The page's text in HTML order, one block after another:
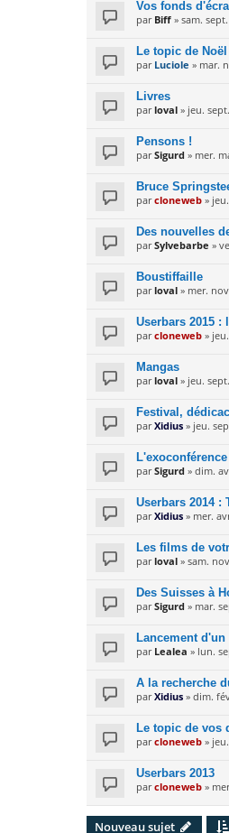
Vos fonds
par Biff » sam.
Le topic de
par Luciole » mar.
Livres
parloval » jeu.
Pensons !
parSigurd » mer.
Bruce
parcloneweb »
Des nouvelles
parSylvebarbe »
Boustiffaille
parloval » mer.
Userbars 2015 :
parcloneweb »
Mangas
parloval » jeu.
Festival,
parXidius » jeu.
parSigurd » dim.
Userbars 2014 :
parXidius » mer.
Les films de
parloval » sam.
Des Suisses à
parSigurd » mar.
Lancement
par Lealea » lun.
A la recherche
parXidius » dim.
Le topic de vos
parcloneweb »
Userbars 2013
parcloneweb »
Nouveau sujet